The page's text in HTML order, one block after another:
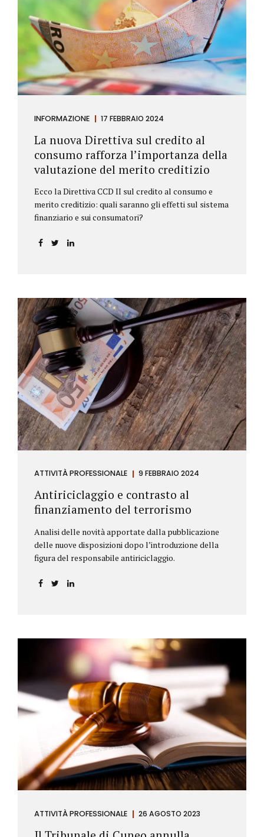
INFORMAZIONE 17 FEBBRAIO 2024
La nuova Direttiva sul credito al
consumo rafforza l’importanza della
valutazione del merito creditizio
Ecco la Direttiva CCD II sul credito al consumo e
merito creditizio: quali saranno gli effetti sul sistema
finanziario e sui consumatori?
ATTIVITÀ PROFESSIONALE 9 FEBBRAIO 2024
Antiriciclaggio e contrasto al
finanziamento del terrorismo
Analisi delle novità apportate dalla pubblicazione
delle nuove disposizioni dopo l’introduzione della
figura del responsabile antiriciclaggio.
ATTIVITÀ PROFESSIONALE 26 AGOSTO 2023